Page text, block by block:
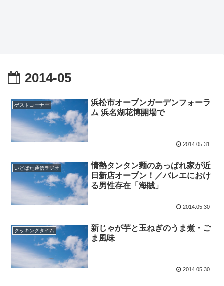
2014-05
ゲストコーナー
浜松市オープンガーデンフォーラ
ム 浜名湖花博開場で
2014.05.31
いどばた通信ラジオ
情熱タンタン麺のあっぱれ家が近
日新店オープン！／バレエにおけ
る男性存在「海賊」
2014.05.30
クッキングタイム
新じゃが芋と玉ねぎのうま煮・ご
ま風味
2014.05.30